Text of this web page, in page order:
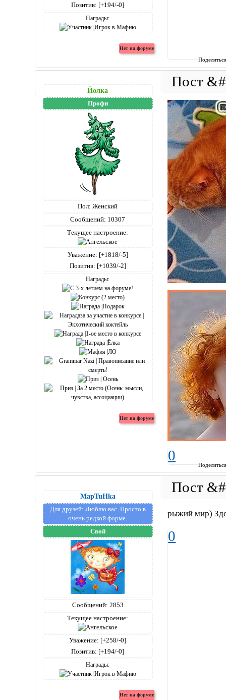
Позитив: [+194/-0]
Награды:
Йолка
Профи
Пол: Женский
Сообщений: 10307
Текущее настроение:
Уважение: [+1818/-5]
Позитив: [+1039/-2]
Награды:
0
MapTuHka
Для друзей: Люблю вас. Просто в
очень редкой форме.
Свой
Сообщений: 2853
Текущее настроение:
Уважение: [+258/-0]
Позитив: [+194/-0]
Награды:
рыжий мир)
0